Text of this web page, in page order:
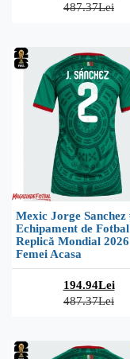
487.37Lei
Mexic Jorge Sanchez
Echipament de Fotbal
Replică Mondial 2026
Femei Acasa
194.94Lei
487.37Lei